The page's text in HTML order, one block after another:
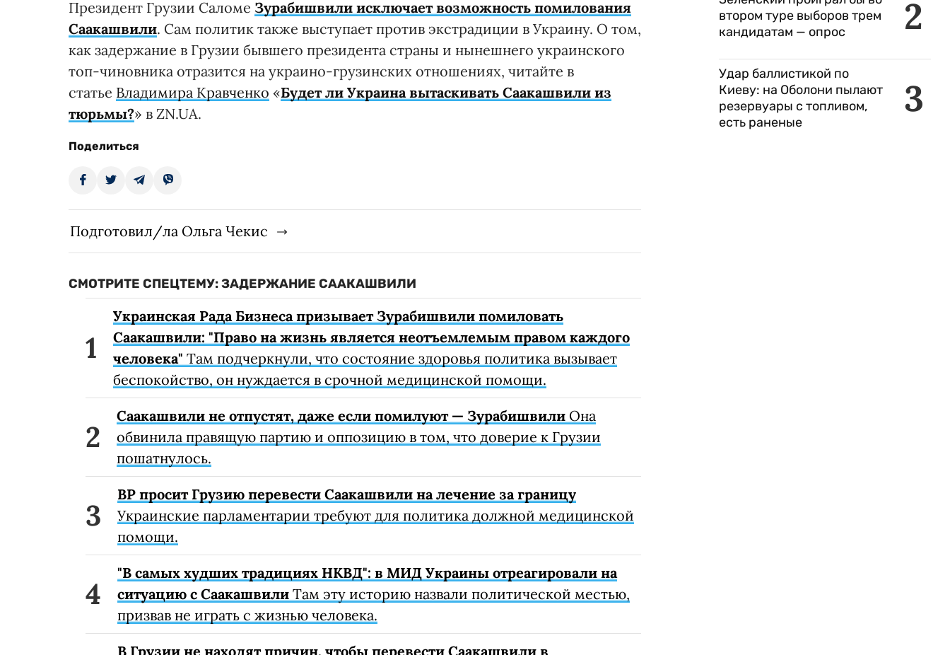
Президент Грузии Саломе Зурабишвили исключает возможность помилования
Саакашвили. Сам политик также выступает против экстрадиции в Украину. О том,
как задержание в Грузии бывшего президента страны и нынешнего украинского
топ-чиновника отразится на украино-грузинских отношениях, читайте в
статье Владимира Кравченко «Будет ли Украина вытаскивать Саакашвили из
тюрьмы?» в ZN.UA.
Поделиться
Подготовил/ла Ольга Чекис
СМОТРИТЕ СПЕЦТЕМУ: ЗАДЕРЖАНИЕ СААКАШВИЛИ
Украинская Рада Бизнеса призывает Зурабишвили помиловать
Саакашвили: "Право на жизнь является неотъемлемым правом каждого
человека" Там подчеркнули, что состояние здоровья политика вызывает
беспокойство, он нуждается в срочной медицинской помощи.
Саакашвили не отпустят, даже если помилуют — Зурабишвили Она
обвинила правящую партию и оппозицию в том, что доверие к Грузии
пошатнулось.
ВР просит Грузию перевести Саакашвили на лечение за границу
Украинские парламентарии требуют для политика должной медицинской
помощи.
"В самых худших традициях НКВД": в МИД Украины отреагировали на
ситуацию с Саакашвили Там эту историю назвали политической местью,
призвав не играть с жизнью человека.
В Грузии не находят причин, чтобы перевести Саакашвили в
2
втором туре выборов трем
кандидатам — опрос
3
Удар баллистикой по
Киеву: на Оболони пылают
резервуары с топливом,
есть раненые